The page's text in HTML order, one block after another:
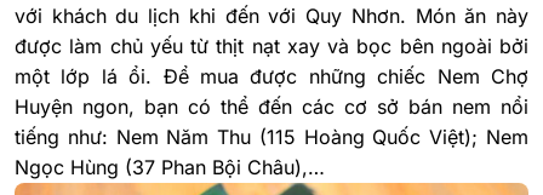
với khách du lịch khi đến với Quy Nhơn. Món ăn này
được làm chủ yếu từ thịt nạt xay và bọc bên ngoài bởi
một lớp lá ổi. Để mua được những chiếc Nem Chợ
Huyện ngon, bạn có thể đến các cơ sở bán nem nổi
tiếng như: Nem Năm Thu (115 Hoàng Quốc Việt); Nem
Ngọc Hùng (37 Phan Bội Châu),…